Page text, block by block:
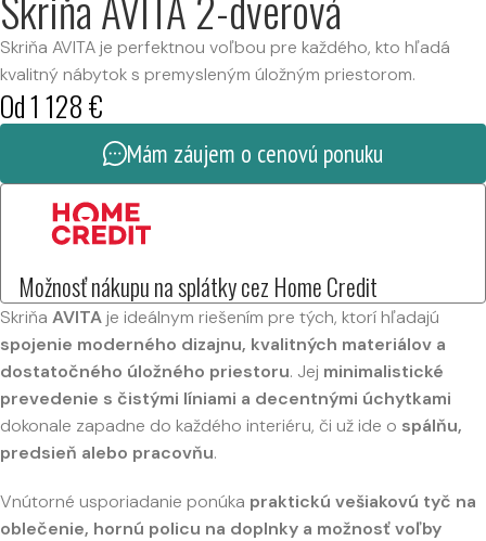
Skriňa AVITA je perfektnou voľbou pre každého, kto hľadá
kvalitný nábytok s premysleným úložným priestorom.
Od1 128€
Mám záujem o cenovú ponuku
Možnosť nákupu na splátky cez Home Credit
Skriňa AVITAje ideálnym riešením pre tých, ktorí hľadajú
spojenie moderného dizajnu, kvalitných materiálov a
dostatočného úložného priestoru. Jej minimalistické
prevedenie s čistými líniami a decentnými úchytkami
dokonale zapadne do každého interiéru, či už ide o spálňu,
predsieň alebo pracovňu.
Vnútorné usporiadanie ponúka praktickú vešiakovú tyč na
oblečenie, hornú policu na doplnky a možnosť voľby